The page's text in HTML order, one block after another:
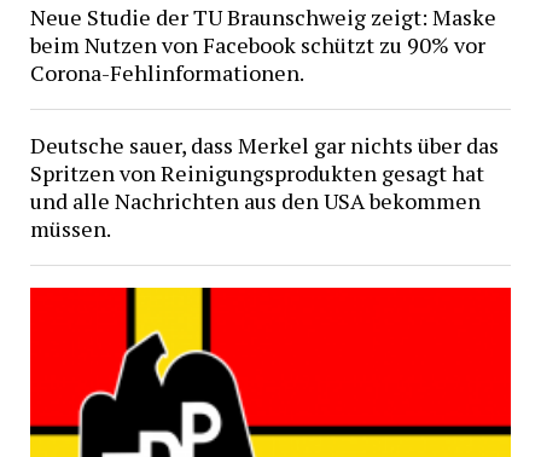
Neue Studie der TU Braunschweig zeigt: Maske
beim Nutzen von Facebook schützt zu 90% vor
Corona-Fehlinformationen.
Deutsche sauer, dass Merkel gar nichts über das
Spritzen von Reinigungsprodukten gesagt hat
und alle Nachrichten aus den USA bekommen
müssen.